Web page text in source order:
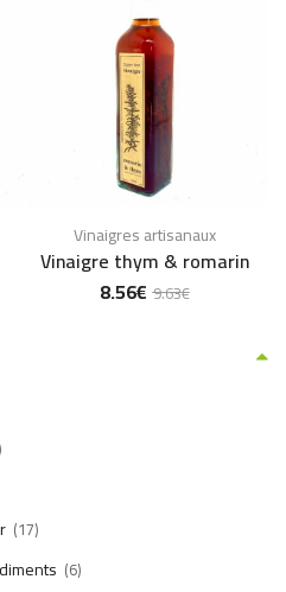
Vinaigres artisanaux
Vinaigre thym & romarin
9.63€
8.56€
(17)
(6)